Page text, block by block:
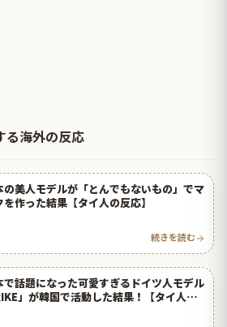
る海外の反応
の美人モデルが「とんでもないもの」でマ
を作った結果【タイ人の反応】
続きを読む
で話題になった可愛すぎるドイツ人モデル
」が韓国で活動した結果！【タイ人の